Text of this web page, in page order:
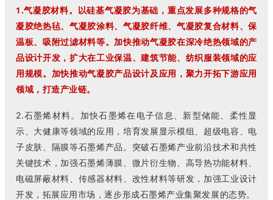
1.气凝胶材料。以硅基气凝胶为基础，重点发展多种规格的气
凝胶绝热毡、气凝胶涂料、气凝胶纤维、气凝胶复合材料、保
温板、吸附过滤材料等。加快推动气凝胶在深冷绝热领域的产
品设计开发，扩大在工业保温、建筑节能、纺织服装领域的应
用规模。加快推动气凝胶产品设计及应用，聚力开拓下游应用
领域，打造产业链。
2.石墨烯材料。加快石墨烯在电子信息、新型储能、柔性显
示、大健康等领域的应用，培育发展显示模组、超级电容、电
子皮肤、隔膜等石墨烯产品。突破石墨烯产业前沿技术和共性
关键技术，加强石墨烯薄膜、微片衍生物、高导热功能材料、
电磁屏蔽材料、传感器材料、改性材料等研发，加强工业设计
开发，拓展应用市场，逐步形成石墨烯产业集聚发展的态势。